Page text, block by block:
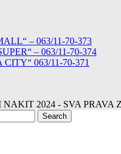
– 063/11-70-373
– 063/11-70-374
CITY“ 063/11-70-371
NAKIT 2024 - SVA PRAVA
Search